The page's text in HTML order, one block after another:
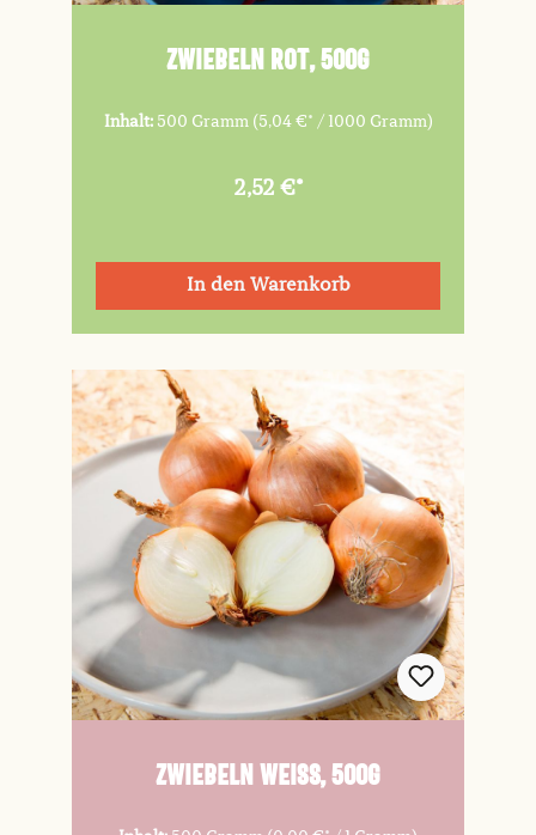
Zwiebeln rot, 500g
Inhalt: 500 Gramm (5,04 €* / 1000 Gramm)
2,52 €*
In den Warenkorb
Zwiebeln weiß, 500g